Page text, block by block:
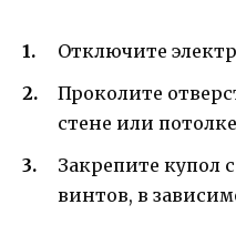
Отключите
Проколите
стене или
Закрепите купол
винтов, в